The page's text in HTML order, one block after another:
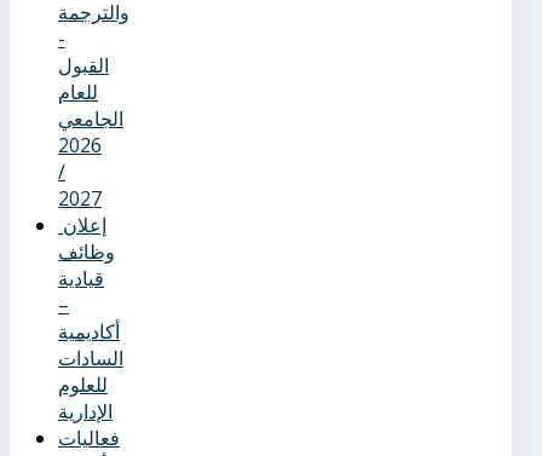
والترجمة
-
القبول
للعام
الجامعي
2026
/
2027
وظائف
قيادية
–
أكاديمية
السادات
للعلوم
الإدارية
فعاليات